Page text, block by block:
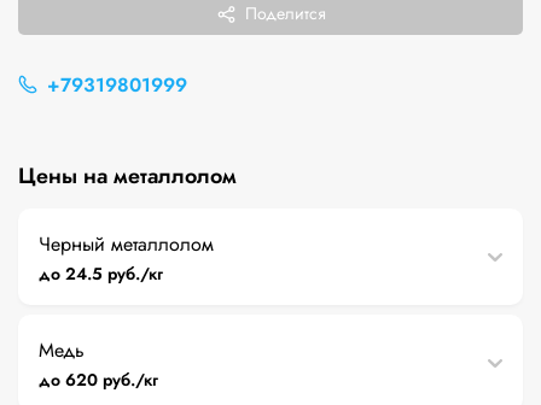
Поделится
+79319801999
Цены на металлолом
Черный металлолом
до 24.5 руб./кг
Медь
до 620 руб./кг